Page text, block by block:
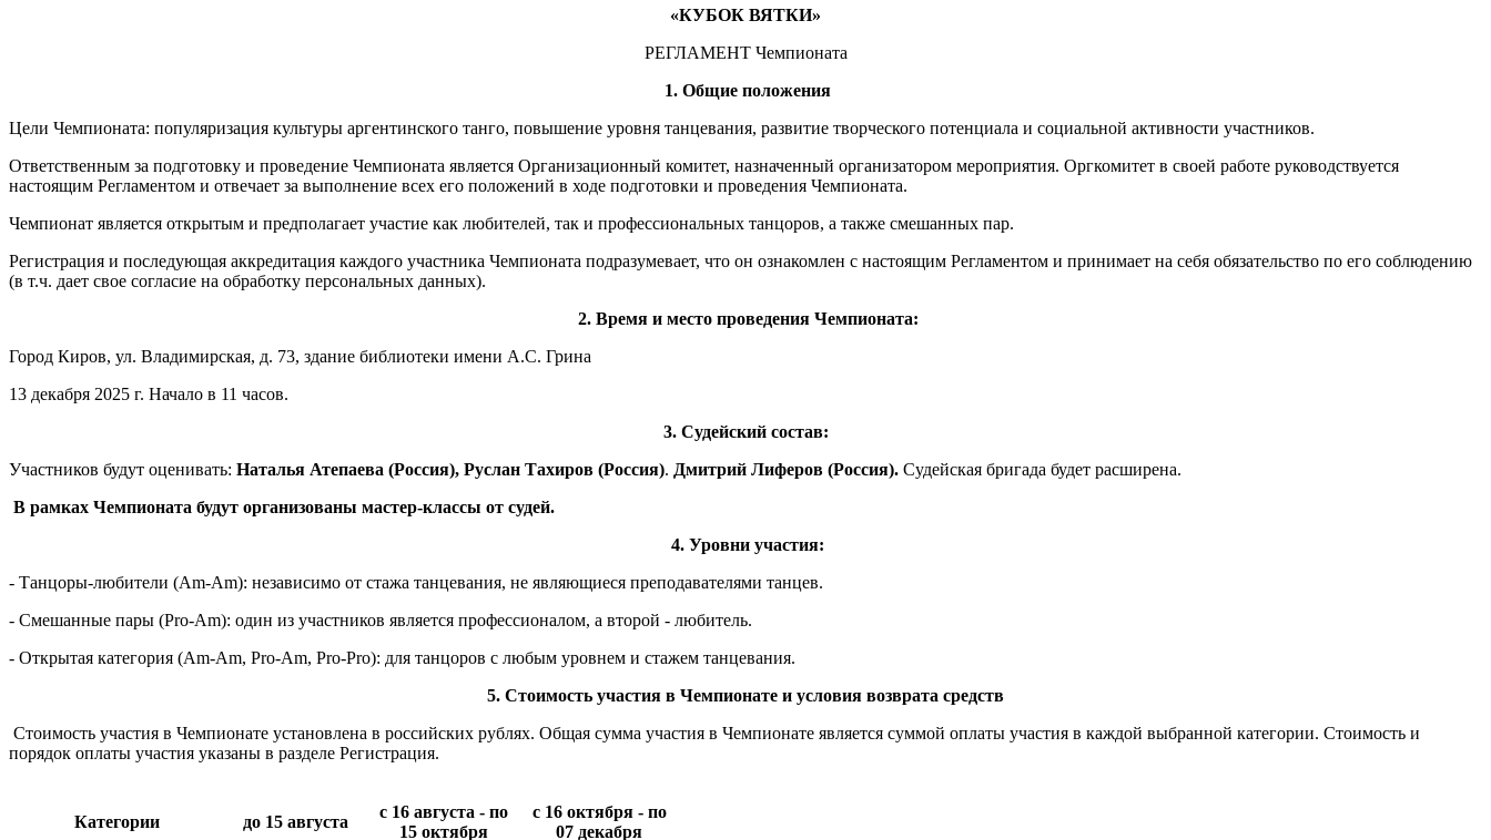
«КУБОК ВЯТКИ»
РЕГЛАМЕНТ Чемпионата
1. Общие положения
Цели Чемпионата: популяризация культуры аргентинского танго, повышение уровня танцевания, развитие творческого потенциала и социальной активности участников.
Ответственным за подготовку и проведение Чемпионата является Организационный комитет, назначенный организатором мероприятия. Оргкомитет в своей работе руководствуется
настоящим Регламентом и отвечает за выполнение всех его положений в ходе подготовки и проведения Чемпионата.
Чемпионат является открытым и предполагает участие как любителей, так и профессиональных танцоров, а также смешанных пар.
Регистрация и последующая аккредитация каждого участника Чемпионата подразумевает, что он ознакомлен с настоящим Регламентом и принимает на себя обязательство по его соблюдению
(в т.ч. дает свое согласие на обработку персональных данных).
2. Время и место проведения Чемпионата:
Город Киров, ул. Владимирская, д. 73, здание библиотеки имени А.С. Грина
13 декабря 2025 г. Начало в 11 часов.
3. Судейский состав:
Участников будут оценивать: Наталья Атепаева (Россия), Руслан Тахиров (Россия). Дмитрий Лиферов (Россия). Судейская бригада будет расширена.
В рамках Чемпионата будут организованы мастер-классы от судей.
4. Уровни участия:
- Танцоры-любители (Am-Am): независимо от стажа танцевания, не являющиеся преподавателями танцев.
- Смешанные пары (Pro-Am): один из участников является профессионалом, а второй - любитель.
- Открытая категория (Am-Am, Pro-Am, Pro-Pro): для танцоров с любым уровнем и стажем танцевания.
5. Стоимость участия в Чемпионате и условия возврата средств
Стоимость участия в Чемпионате установлена в российских рублях. Общая сумма участия в Чемпионате является суммой оплаты участия в каждой выбранной категории. Стоимость и
порядок оплаты участия указаны в разделе Регистрация.
Категории до 15 августа
с 16 августа - по
15 октября
с 16 октября - по
07 декабря